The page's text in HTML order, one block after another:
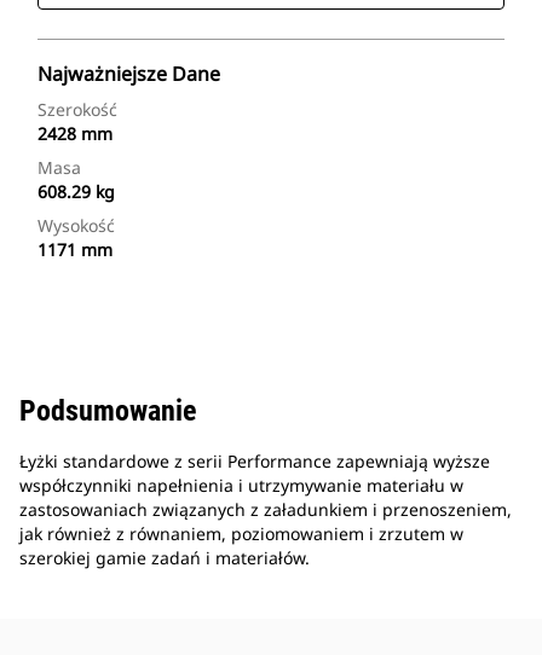
Najważniejsze Dane
Szerokość
2428 mm
Masa
608.29 kg
Wysokość
1171 mm
Podsumowanie
Łyżki standardowe z serii Performance zapewniają wyższe
współczynniki napełnienia i utrzymywanie materiału w
zastosowaniach związanych z załadunkiem i przenoszeniem,
jak również z równaniem, poziomowaniem i zrzutem w
szerokiej gamie zadań i materiałów.